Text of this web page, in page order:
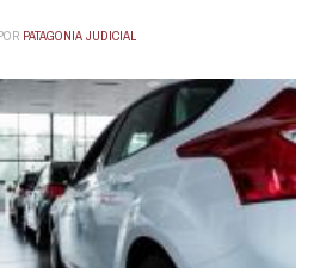
PATAGONIA JUDICIAL